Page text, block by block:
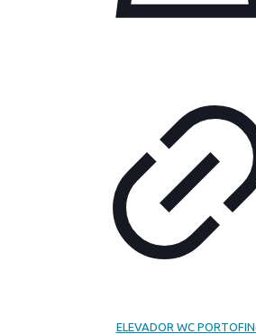
ELEVADOR WC